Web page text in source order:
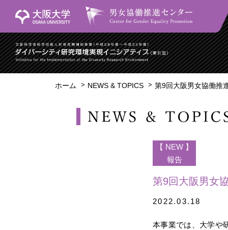
ホーム NEWS & TOPICS 第9回大阪男女協働推
【 NEW 】
報告
第9回大阪男女
2022.03.18
本事業では、大学や